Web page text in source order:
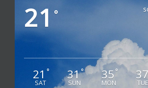
21 °
21 °
SAT
31°
SUN
35 °
MON
37
TUE